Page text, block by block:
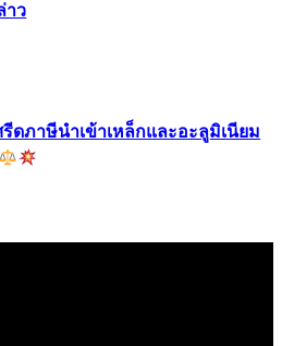
าว
ดภาษีนำเข้าเหล็กและอะลูมิเนียม